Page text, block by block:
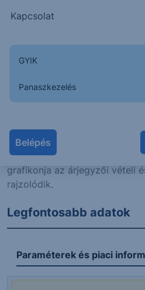
Kapcsolat
GYIK
Panaszkezelés
Belépés
Napon belüli
Az Erste certifikátok és
grafikonja az árjegyzői vételi
rajzolódik.
Legfontosabb adatok
Paraméterek és piaci